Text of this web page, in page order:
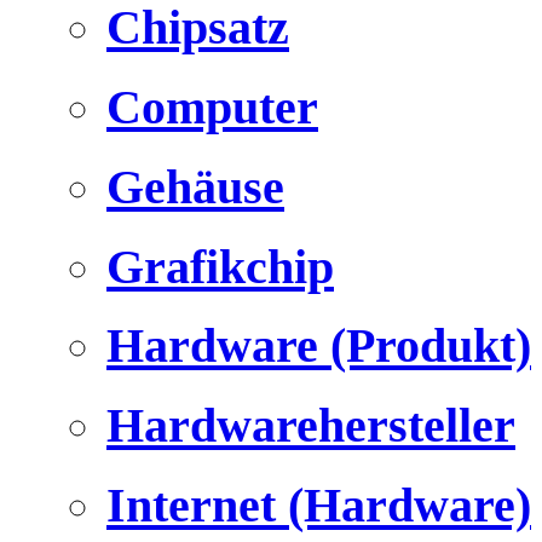
Chipsatz
Computer
Gehäuse
Grafikchip
Hardware (Produkt)
Hardwarehersteller
Internet (Hardware)